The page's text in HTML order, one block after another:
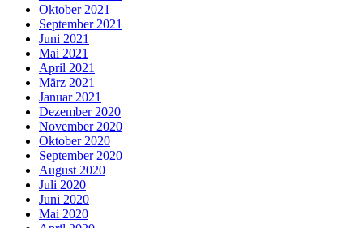
Oktober 2021
September 2021
Juni 2021
Mai 2021
April 2021
März 2021
Januar 2021
Dezember 2020
November 2020
Oktober 2020
September 2020
August 2020
Juli 2020
Juni 2020
Mai 2020